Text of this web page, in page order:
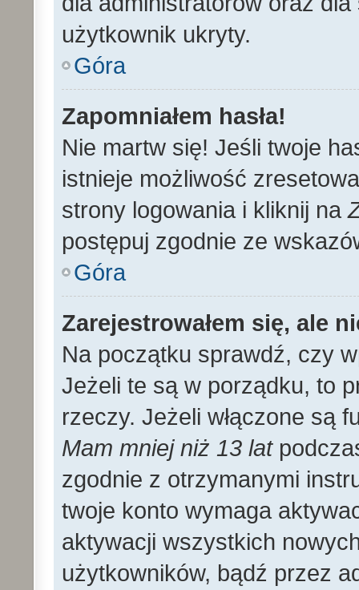
użytkownik ukryty.
Góra
Zapomniałem hasła!
Nie martw się! Jeśli twoje
istnieje możliwość
strony logowania i kliknij na
postępuj zgodnie ze
Góra
Zarejestrowałem się, ale
Na początku sprawdź, czy
Jeżeli te są w porządku, to
rzeczy. Jeżeli włączone są
Mam mniej niż 13 lat
zgodnie z otrzymanymi
twoje konto wymaga
aktywacji wszystkich
użytkowników, bądź przez